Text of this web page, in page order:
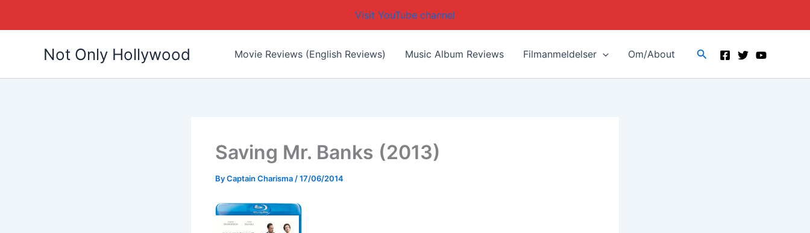
Visit YouTube channel
Not Only Hollywood Movie Reviews (English Reviews) Music Album Reviews Filmanmeldelser Om/About Search
Saving Mr. Banks (2013)
ByCaptain Charisma/17/06/2014